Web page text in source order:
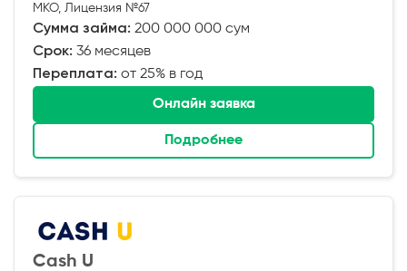
МКО, Лицензия №67
Сумма займа: 200 000 000 сум
Срок: 36 месяцев
Переплата: от 25% в год
Онлайн заявка
Подробнее
Cash U